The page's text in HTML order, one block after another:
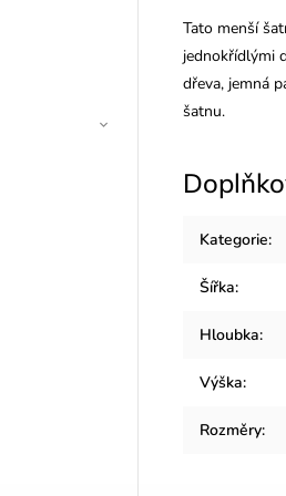
Tato menší
jednokřídlými
dřeva, jemná
šatnu.
Kategorie:
Šířka:
Hloubka:
Výška:
Rozměry: